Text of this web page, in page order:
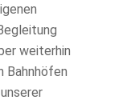
weiterhin
Bahnhöfen